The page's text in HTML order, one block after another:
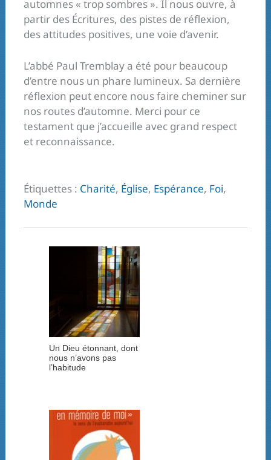
automnes « trop sombres ». Il nous ouvre, à
partir des Écritures, des pistes de réflexion,
des attitudes positives, une voie d’avenir.
L’abbé Paul Tremblay a été pour beaucoup
d’entre nous un phare lumineux. Sa dernière
réflexion peut encore nous faire cheminer sur
nos routes d’automne. Merci pour ce
testament que j’accueille avec grand respect
et reconnaissance.
Étiquettes : Charité, Église, Espérance, Foi,
Monde
Un Dieu étonnant, dont
nous n’avons pas
l’habitude